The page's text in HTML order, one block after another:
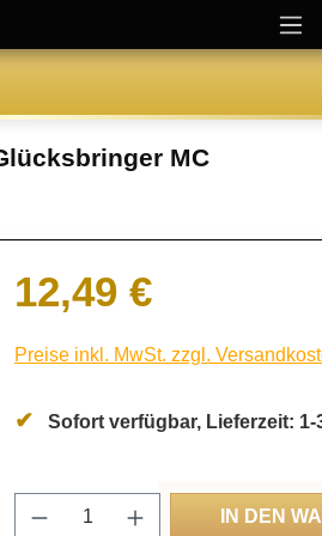
MC
Regulärer Preis:
12,49 €
Preise inkl. MwSt. zzgl.
Sofort verfügbar, Lieferzeit: 1-
Produkt Anzahl: Gib
IN DEN